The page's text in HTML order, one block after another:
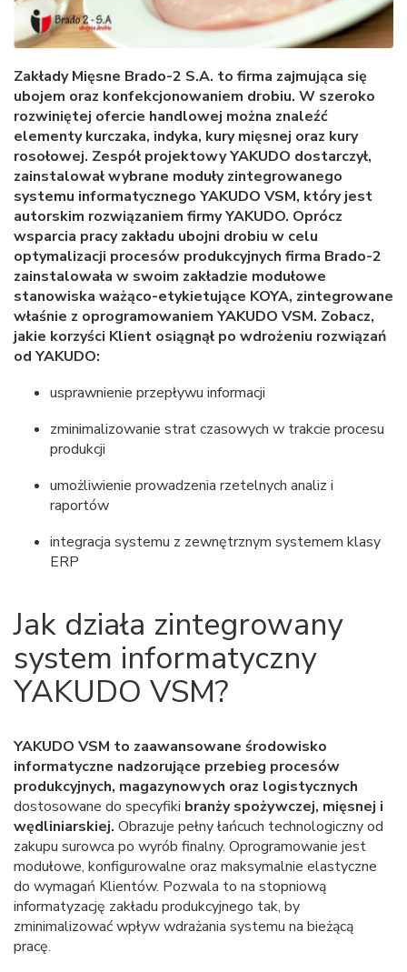
Zakłady Mięsne Brado-2 S.A. to firma zajmująca się
ubojem oraz konfekcjonowaniem drobiu. W szeroko
rozwiniętej ofercie handlowej można znaleźć
elementy kurczaka, indyka, kury mięsnej oraz kury
rosołowej. Zespół projektowy YAKUDO dostarczył,
zainstalował wybrane moduły zintegrowanego
systemu informatycznego YAKUDO VSM, który jest
autorskim rozwiązaniem firmy YAKUDO. Oprócz
wsparcia pracy zakładu ubojni drobiu w celu
optymalizacji procesów produkcyjnych firma Brado-2
zainstalowała w swoim zakładzie modułowe
stanowiska ważąco-etykietujące KOYA, zintegrowane
właśnie z oprogramowaniem YAKUDO VSM. Zobacz,
jakie korzyści Klient osiągnął po wdrożeniu rozwiązań
od YAKUDO:
usprawnienie przepływu informacji
zminimalizowanie strat czasowych w trakcie procesu
produkcji
umożliwienie prowadzenia rzetelnych analiz i
raportów
integracja systemu z zewnętrznym systemem klasy
ERP
Jak działa zintegrowany
system informatyczny
YAKUDO VSM?
YAKUDO VSM to zaawansowane środowisko
informatyczne nadzorujące przebieg procesów
produkcyjnych, magazynowych oraz logistycznych
dostosowane do specyfiki branży spożywczej, mięsnej i
wędliniarskiej. Obrazuje pełny łańcuch technologiczny od
zakupu surowca po wyrób finalny. Oprogramowanie jest
modułowe, konfigurowalne oraz maksymalnie elastyczne
do wymagań Klientów. Pozwala to na stopniową
informatyzację zakładu produkcyjnego tak, by
zminimalizować wpływ wdrażania systemu na bieżącą
pracę.